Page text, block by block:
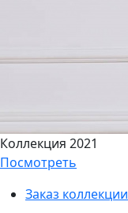
Коллекция 2021
Посмотреть
Заказ коллекции